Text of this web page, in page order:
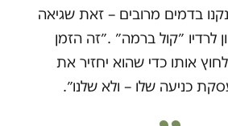
בדמים מרובים – זאת שגיאה
לרדיו ״קול ברמה״ .״זה הזמן
אותו כדי שהוא יחזיר את
כניעה שלו – ולא שלנו״.